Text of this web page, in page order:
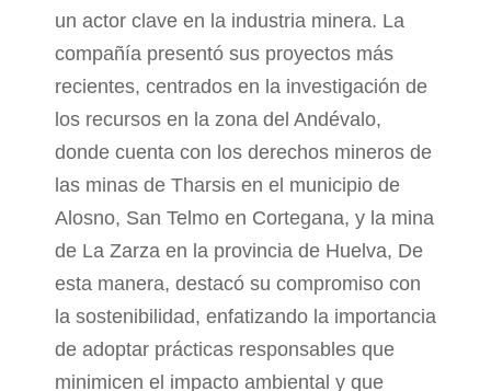
un actor clave en la industria minera. La
compañía presentó sus proyectos más
recientes, centrados en la investigación de
los recursos en la zona del Andévalo,
donde cuenta con los derechos mineros de
las minas de Tharsis en el municipio de
Alosno, San Telmo en Cortegana, y la mina
de La Zarza en la provincia de Huelva, De
esta manera, destacó su compromiso con
la sostenibilidad, enfatizando la importancia
de adoptar prácticas responsables que
minimicen el impacto ambiental y que